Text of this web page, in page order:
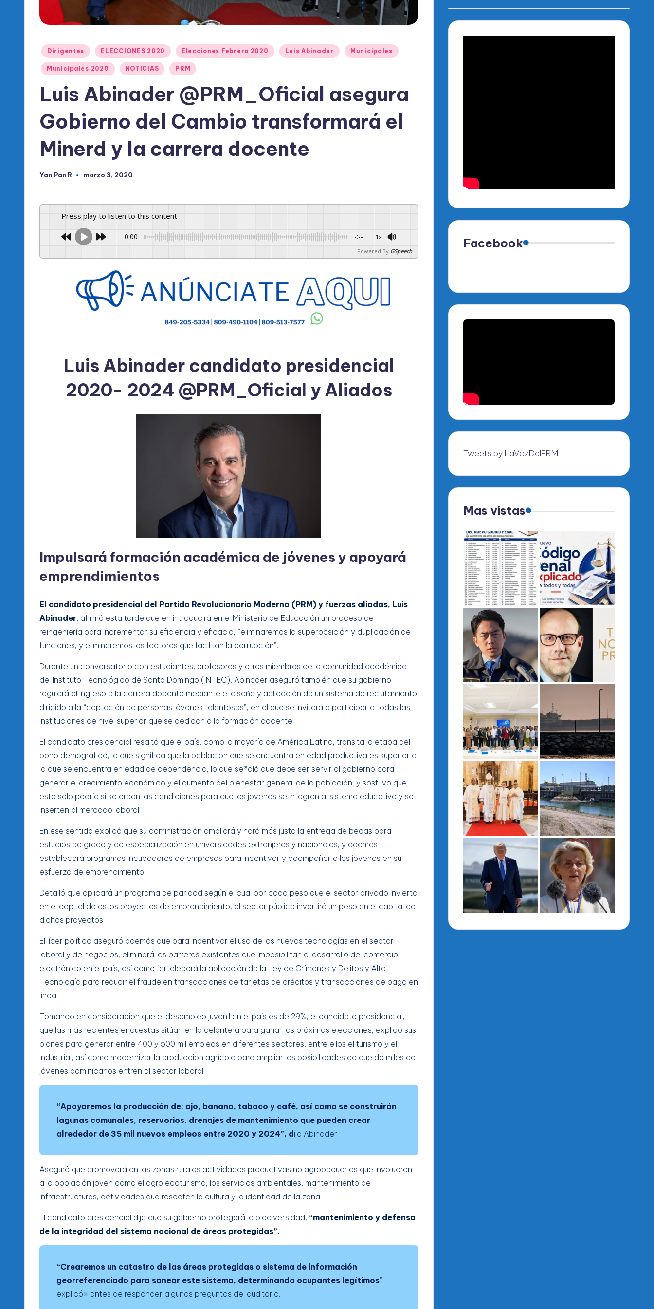
M
Publicado
en
Dirigentes ELECCIONES 2020 Elecciones Febrero 2020 Luis Abinader Municipales
Municipales 2020 NOTICIAS PRM
Luis Abinader @PRM_Oficial asegura
Gobierno del Cambio transformará el
Minerd y la carrera docente
Publicado
Yan Pan R marzo 3, 2020
Press play to listen to this content
0:00 -:-- 1x
Powered By GSpeech
Luis Abinader candidato presidencial
2020- 2024 @PRM_Oficial y Aliados
Impulsará formación académica de jóvenes y apoyará
emprendimientos
El candidato presidencial del Partido Revolucionario Moderno (PRM) y fuerzas aliadas, Luis
Abinader, afirmó esta tarde que en introducirá en el Ministerio de Educación un proceso de
reingeniería para incrementar su eficiencia y eficacia, “eliminaremos la superposición y duplicación de
funciones, y eliminaremos los factores que facilitan la corrupción”.
Durante un conversatorio con estudiantes, profesores y otros miembros de la comunidad académica
del Instituto Tecnológico de Santo Domingo (INTEC), Abinader aseguró también que su gobierno
regulará el ingreso a la carrera docente mediante el diseño y aplicación de un sistema de reclutamiento
dirigido a la “captación de personas jóvenes talentosas”, en el que se invitará a participar a todas las
instituciones de nivel superior que se dedican a la formación docente.
El candidato presidencial resaltó que el país, como la mayoría de América Latina, transita la etapa del
bono demográfico, lo que significa que la población que se encuentra en edad productiva es superior a
la que se encuentra en edad de dependencia, lo que señaló que debe ser servir al gobierno para
generar el crecimiento económico y el aumento del bienestar general de la población, y sostuvo que
esto solo podría si se crean las condiciones para que los jóvenes se integren al sistema educativo y se
inserten al mercado laboral.
En ese sentido explicó que su administración ampliará y hará más justa la entrega de becas para
estudios de grado y de especialización en universidades extranjeras y nacionales, y además
establecerá programas incubadores de empresas para incentivar y acompañar a los jóvenes en su
esfuerzo de emprendimiento.
Detalló que aplicará un programa de paridad según el cual por cada peso que el sector privado invierta
en el capital de estos proyectos de emprendimiento, el sector público invertirá un peso en el capital de
dichos proyectos.
El líder político aseguró además que para incentivar el uso de las nuevas tecnologías en el sector
laboral y de negocios, eliminará las barreras existentes que imposibilitan el desarrollo del comercio
electrónico en el país, así como fortalecerá la aplicación de la Ley de Crímenes y Delitos y Alta
Tecnología para reducir el fraude en transacciones de tarjetas de créditos y transacciones de pago en
línea.
Tomando en consideración que el desempleo juvenil en el país es de 29%, el candidato presidencial,
que las más recientes encuestas sitúan en la delantera para ganar las próximas elecciones, explicó sus
planes para generar entre 400 y 500 mil empleos en diferentes sectores, entre ellos el turismo y el
industrial, así como modernizar la producción agrícola para ampliar las posibilidades de que de miles de
jóvenes dominicanos entren al sector laboral.
“Apoyaremos la producción de: ajo, banano, tabaco y café, así como se construirán
lagunas comunales, reservorios, drenajes de mantenimiento que pueden crear
alrededor de 35 mil nuevos empleos entre 2020 y 2024”, d ijo Abinader.
Aseguró que promoverá en las zonas rurales actividades productivas no agropecuarias que involucren
a la población joven como el agro ecoturismo, los servicios ambientales, mantenimiento de
infraestructuras, actividades que rescaten la cultura y la identidad de la zona.
El candidato presidencial dijo que su gobierno protegerá la biodiversidad, “mantenimiento y defensa
de la integridad del sistema nacional de áreas protegidas”.
“Crearemos un catastro de las áreas protegidas o sistema de información
georreferenciado para sanear este sistema, determinando ocupantes legítimos”
explicó» antes de responder algunas preguntas del auditorio.
Facebook
Tweets by LaVozDelPRM
Mas vistas